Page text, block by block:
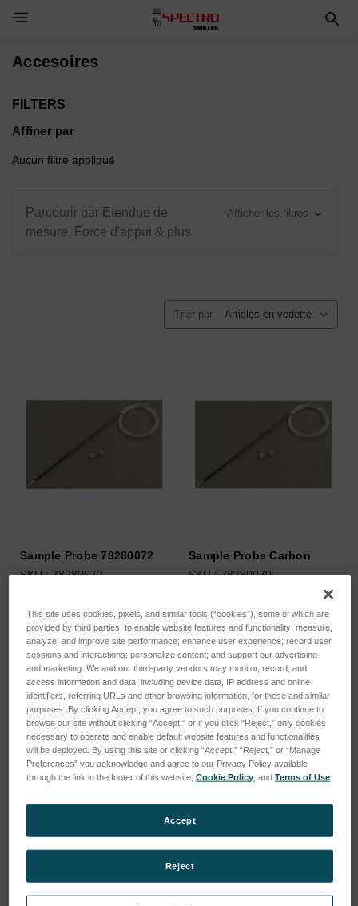
Toggle Navigation Menu
Accesoires
FILTERS
Affiner par
Aucun filtre appliqué
Parcourir par Etendue de
mesure, Force d'appui & plus
Afficher les filtres
Trier par :
Sample Probe 78280072
SKU : 78280072
connaître les tarifs
Sample Probe Carbon
SKU : 78280070
connaître les tarifs
Autosampler HT1000I
Sample tube for HTA
autosampler
This site uses cookies, pixels, and similar tools (“cookies”), some of which are
provided by third parties, to enable website features and functionality; measure,
analyze, and improve site performance; enhance user experience; record user
sessions and interactions; personalize content; and support our advertising
and marketing. We and our third-party vendors may monitor, record, and
access information and data, including device data, IP address and online
identifiers, referring URLs and other browsing information, for these and similar
purposes. By clicking Accept, you agree to such purposes. If you continue to
browse our site without clicking “Accept,” or if you click “Reject,” only cookies
necessary to operate and enable default website features and functionalities
will be deployed. By using this site or clicking “Accept,” “Reject,” or “Manage
Preferences” you acknowledge and agree to our Privacy Policy available
through the link in the footer of this website,Cookie Policy , andTerms of Use
Reject
Accept